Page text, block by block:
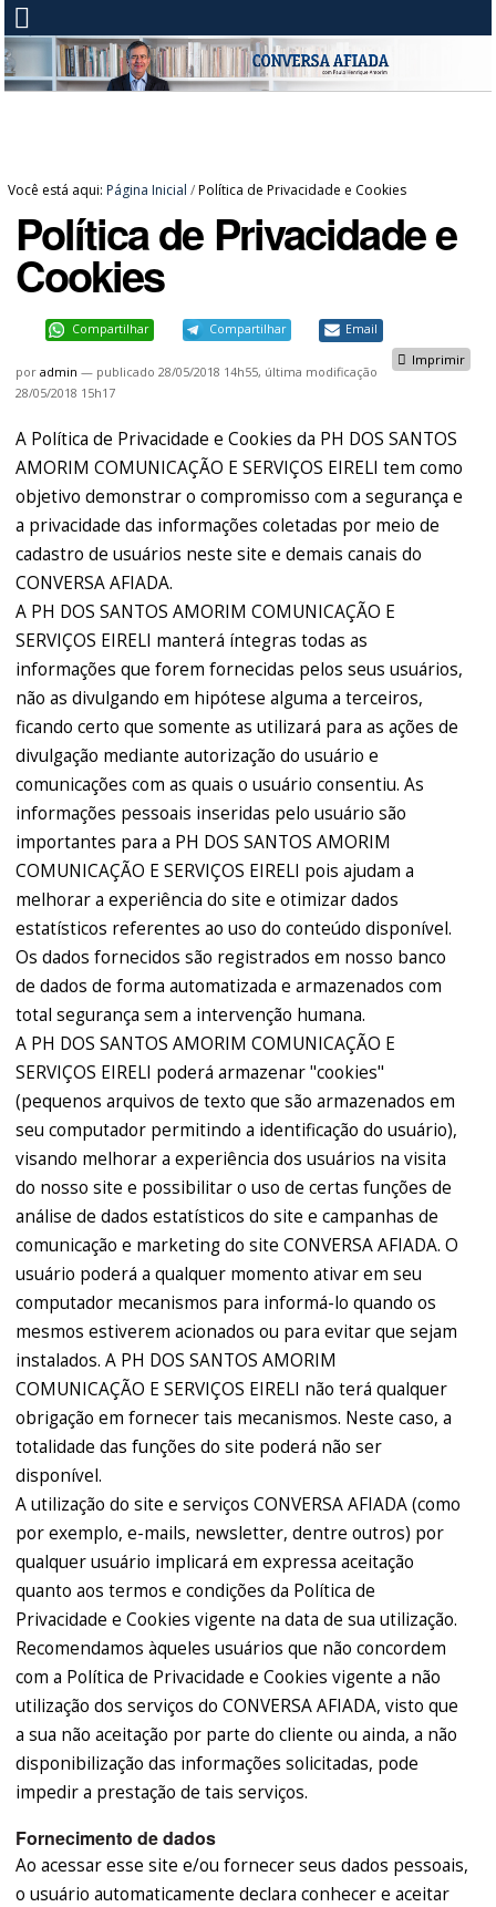
Você está aqui: Página Inicial /Política de Privacidade e Cookies
Política de Privacidade e
Cookies
Compartilhar Compartilhar Email
Imprimir
poradmin — publicado 28/05/2018 14h55, última modificação
28/05/2018 15h17
A Política de Privacidade e Cookies da PH DOS SANTOS
AMORIM COMUNICAÇÃO E SERVIÇOS EIRELI tem como
objetivo demonstrar o compromisso com a segurança e
a privacidade das informações coletadas por meio de
cadastro de usuários neste site e demais canais do
CONVERSA AFIADA.
A PH DOS SANTOS AMORIM COMUNICAÇÃO E
SERVIÇOS EIRELI manterá íntegras todas as
informações que forem fornecidas pelos seus usuários,
não as divulgando em hipótese alguma a terceiros,
ficando certo que somente as utilizará para as ações de
divulgação mediante autorização do usuário e
comunicações com as quais o usuário consentiu. As
informações pessoais inseridas pelo usuário são
importantes para a PH DOS SANTOS AMORIM
COMUNICAÇÃO E SERVIÇOS EIRELI pois ajudam a
melhorar a experiência do site e otimizar dados
estatísticos referentes ao uso do conteúdo disponível.
Os dados fornecidos são registrados em nosso banco
de dados de forma automatizada e armazenados com
total segurança sem a intervenção humana.
A PH DOS SANTOS AMORIM COMUNICAÇÃO E
SERVIÇOS EIRELI poderá armazenar "cookies"
(pequenos arquivos de texto que são armazenados em
seu computador permitindo a identificação do usuário),
visando melhorar a experiência dos usuários na visita
do nosso site e possibilitar o uso de certas funções de
análise de dados estatísticos do site e campanhas de
comunicação e marketing do site CONVERSA AFIADA. O
usuário poderá a qualquer momento ativar em seu
computador mecanismos para informá-lo quando os
mesmos estiverem acionados ou para evitar que sejam
instalados. A PH DOS SANTOS AMORIM
COMUNICAÇÃO E SERVIÇOS EIRELI não terá qualquer
obrigação em fornecer tais mecanismos. Neste caso, a
totalidade das funções do site poderá não ser
disponível.
A utilização do site e serviços CONVERSA AFIADA (como
por exemplo, e-mails, newsletter, dentre outros) por
qualquer usuário implicará em expressa aceitação
quanto aos termos e condições da Política de
Privacidade e Cookies vigente na data de sua utilização.
Recomendamos àqueles usuários que não concordem
com a Política de Privacidade e Cookies vigente a não
utilização dos serviços do CONVERSA AFIADA, visto que
a sua não aceitação por parte do cliente ou ainda, a não
disponibilização das informações solicitadas, pode
impedir a prestação de tais serviços.
Fornecimento de dados
Ao acessar esse site e/ou fornecer seus dados pessoais,
o usuário automaticamente declara conhecer e aceitar